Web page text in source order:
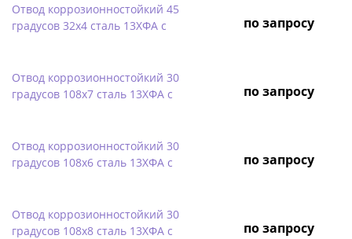
Отвод коррозионностойкий 45
градусов 32х4 сталь 13ХФА с
по запросу
Отвод коррозионностойкий 30
градусов 108х7 сталь 13ХФА с
по запросу
Отвод коррозионностойкий 30
градусов 108х6 сталь 13ХФА с
по запросу
Отвод коррозионностойкий 30
градусов 108х8 сталь 13ХФА с
по запросу